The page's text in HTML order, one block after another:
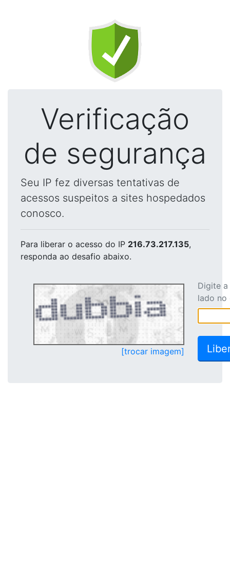
Verificação
de segurança
Seu IP fez diversas tentativas de
acessos suspeitos a sites hospedados
conosco.
Para liberar o acesso do IP 216.73.217.135,
responda ao desafio abaixo.
[trocar imagem]
Digite
lado no